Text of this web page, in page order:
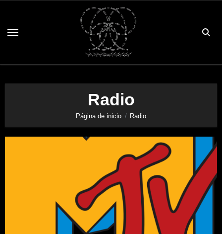
contenido
Radio
Página de inicio Radio